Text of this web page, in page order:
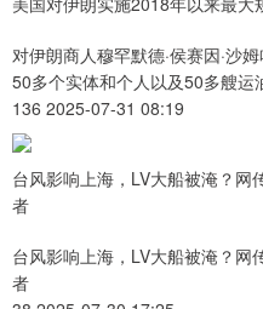
对伊朗商人穆罕默德·侯赛因·沙
50多个实体和个人以及50多艘运
136 2025-07-31 08:19
台风影响上海，LV大船被淹？
者
台风影响上海，LV大船被淹？
者